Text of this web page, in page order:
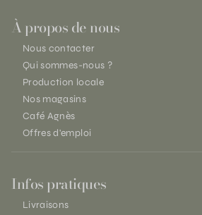
À propos de nous
Nous contacter
Qui sommes-nous ?
Production locale
Nos magasins
Café Agnès
Offres d'emploi
Infos pratiques
Livraisons